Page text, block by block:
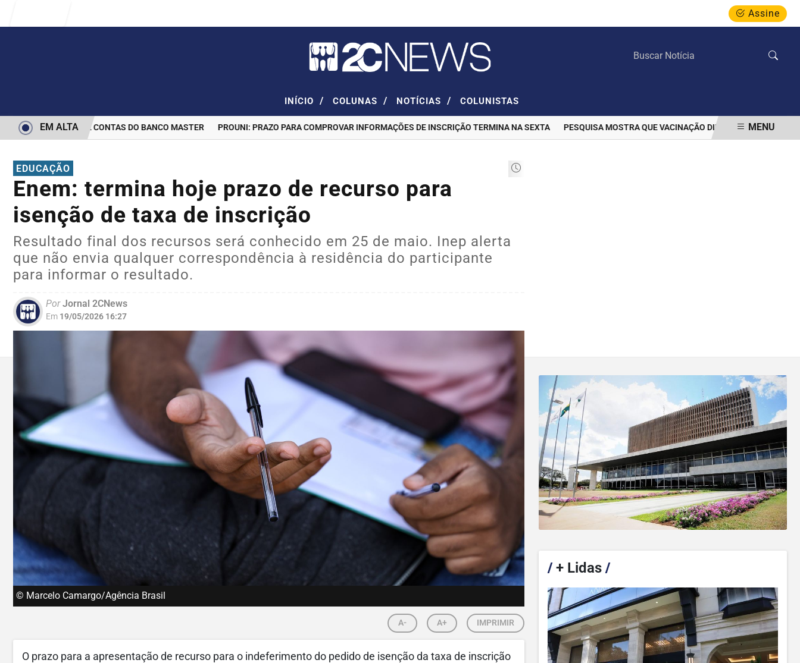
Assine
INÍCIO / COLUNAS / NOTÍCIAS / COLUNISTAS
BLOQUEIO DE CONTAS DO BANCO MASTER PROUNI: PRAZO PARA COMPROVAR INFORMAÇÕES DE INSCRIÇÃO TERMINA NA SEXTA PESQUISA MOSTRA QUE VACINAÇÃO DIMINUIU PREVALÊNCIA DE
EM ALTA MENU
EDUCAÇÃO
Enem: termina hoje prazo de recurso para
isenção de taxa de inscrição
Resultado final dos recursos será conhecido em 25 de maio. Inep alerta
que não envia qualquer correspondência à residência do participante
para informar o resultado.
PorJornal 2CNews
Em 19/05/2026 16:27
© Marcelo Camargo/Agência Brasil
A- A+ IMPRIMIR
O prazo para a apresentação de recurso para o indeferimento do pedido de isenção da taxa de inscrição
/+ Lidas /